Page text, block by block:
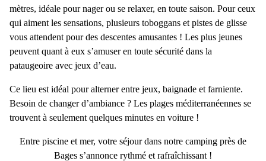
mètres, idéale pour nager ou se relaxer, en toute saison. Pour ceux
qui aiment les sensations, plusieurs toboggans et pistes de glisse
vous attendent pour des descentes amusantes ! Les plus jeunes
peuvent quant à eux s’amuser en toute sécurité dans la
pataugeoire avec jeux d’eau.
Ce lieu est idéal pour alterner entre jeux, baignade et farniente.
Besoin de changer d’ambiance ? Les plages méditerranéennes se
trouvent à seulement quelques minutes en voiture !
Entre piscine et mer, votre séjour dans notre camping près de
Bages s’annonce rythmé et rafraîchissant !